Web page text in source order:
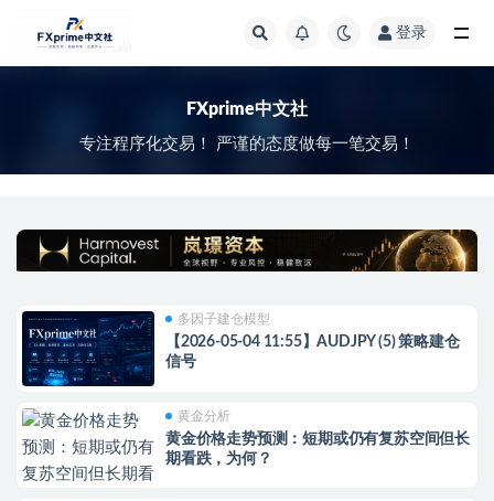
登录
FXprime中文社
专注程序化交易！ 严谨的态度做每一笔交易！
多因子建仓模型
【2026-05-04 11:55】AUDJPY (5) 策略建仓
信号
黄金分析
黄金价格走势预测：短期或仍有复苏空间但长
期看跌，为何？